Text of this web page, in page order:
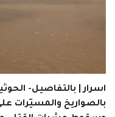
اسرار | بالتفاصيل-
بالصواريخ والمسيّرات